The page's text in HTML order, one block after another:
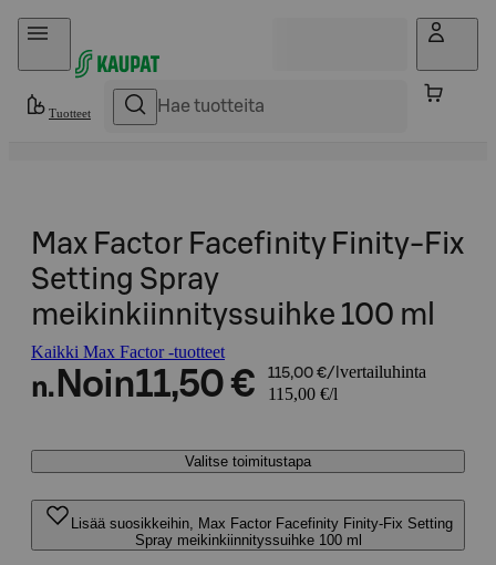
Hyppää sisältöön
Tuotteet
Max Factor Facefinity Finity-Fix
Setting Spray
meikinkiinnityssuihke 100 ml
Kaikki Max Factor -tuotteet
n. Noin11,50 € 115,00 €/l vertailuhinta
115,00 €/l
Valitse toimitustapa
Lisää suosikkeihin, Max Factor Facefinity Finity-Fix Setting
Spray meikinkiinnityssuihke 100 ml